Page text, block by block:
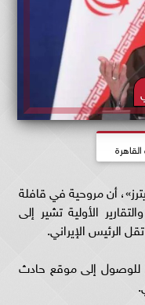
أن مروحية في قافلة
الأولية تشير إلى
الرئيس الإيراني.
للوصول إلى موقع حادث